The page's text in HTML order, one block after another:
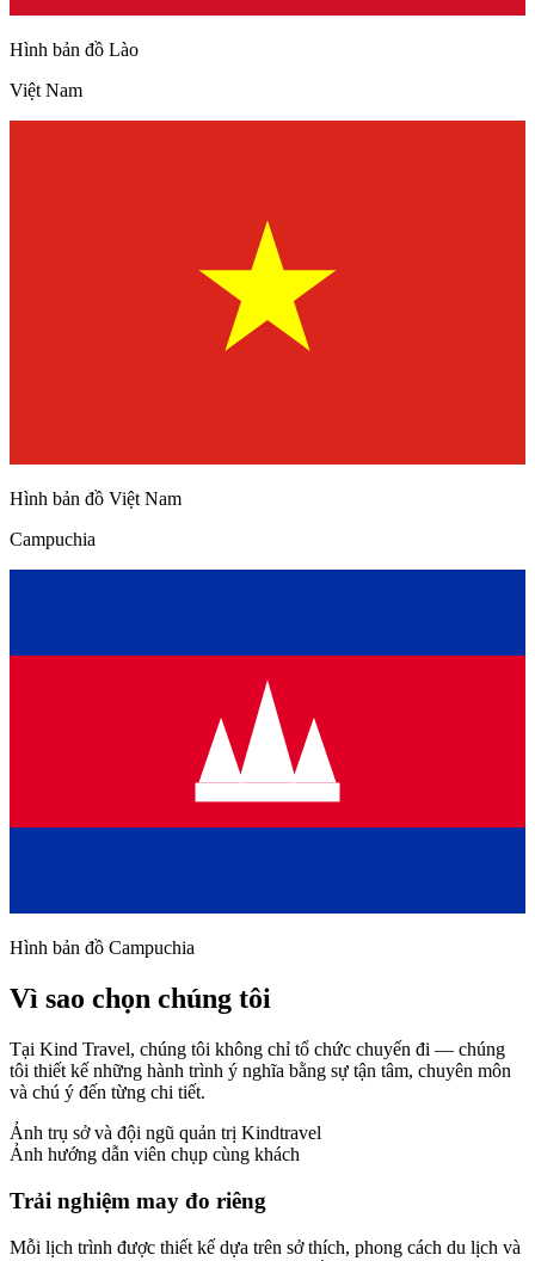
Hình bản đồ Lào
Việt Nam
Hình bản đồ Việt Nam
Campuchia
Hình bản đồ Campuchia
Vì sao chọn chúng tôi
Tại Kind Travel, chúng tôi không chỉ tổ chức chuyến đi — chúng
tôi thiết kế những hành trình ý nghĩa bằng sự tận tâm, chuyên môn
và chú ý đến từng chi tiết.
Ảnh trụ sở và đội ngũ quản trị Kindtravel
Ảnh hướng dẫn viên chụp cùng khách
Trải nghiệm may đo riêng
Mỗi lịch trình được thiết kế dựa trên sở thích, phong cách du lịch và